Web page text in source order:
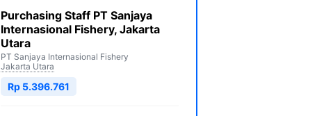
Purchasing Staff PT Sanjaya
Internasional Fishery, Jakarta
Utara
PT Sanjaya Internasional Fishery
Jakarta Utara
Rp 5.396.761